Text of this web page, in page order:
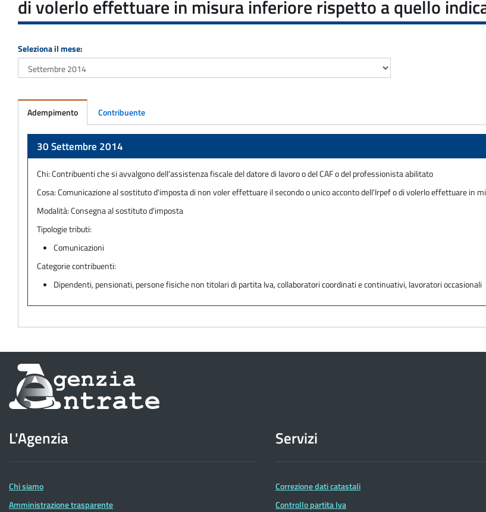
di volerlo effettuare in misura inferiore rispetto a quello
Seleziona il mese:
Adempimento Contribuente
30 Settembre 2014
Chi:Contribuenti che si avvalgono dell'assistenza fiscale del datore di lavoro o del CAF o del professionista abilitato
Cosa:Comunicazione al sostituto d'imposta di non voler effettuare il secondo o unico acconto dell'Irpef o di volerlo effettuare in
Modalità:Consegna al sostituto d'imposta
Tipologie tributi:
Comunicazioni
Categorie contribuenti:
Dipendenti, pensionati, persone fisiche non titolari di partita Iva, collaboratori coordinati e continuativi, lavoratori occasionali
Informazioni
sul
dell'Agenzia
delle
Entrate
L'Agenzia
Chi siamo
Amministrazione trasparente
Servizi
Correzione dati catastali
Controllo partita Iva